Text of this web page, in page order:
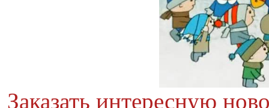
Заказать интересную